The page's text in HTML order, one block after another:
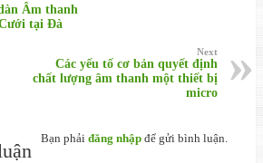
Âm thanh
tại Đà
Next
Các yếu tố cơ bản quyết định
chất lượng âm thanh một thiết bị
micro
Bạn phảiđăng nhập để gửi bình luận.